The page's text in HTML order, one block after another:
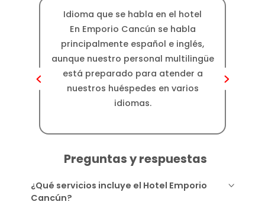
Idioma que se habla en el hotel
En Emporio Cancún se habla
principalmente español e inglés,
aunque nuestro personal multilingüe
está preparado para atender a
nuestros huéspedes en varios
idiomas.
Preguntas y respuestas
¿Qué servicios incluye el Hotel Emporio
Cancún?